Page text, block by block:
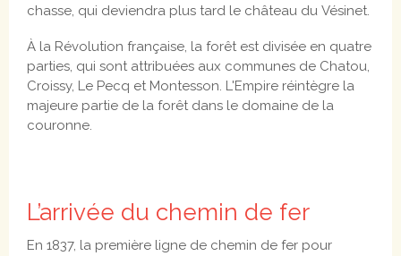
chasse, qui deviendra plus tard le château du Vésinet.
À la Révolution française, la forêt est divisée en quatre
parties, qui sont attribuées aux communes de Chatou,
Croissy, Le Pecq et Montesson. L'Empire réintègre la
majeure partie de la forêt dans le domaine de la
couronne.
L’arrivée du chemin de fer
En 1837, la première ligne de chemin de fer pour